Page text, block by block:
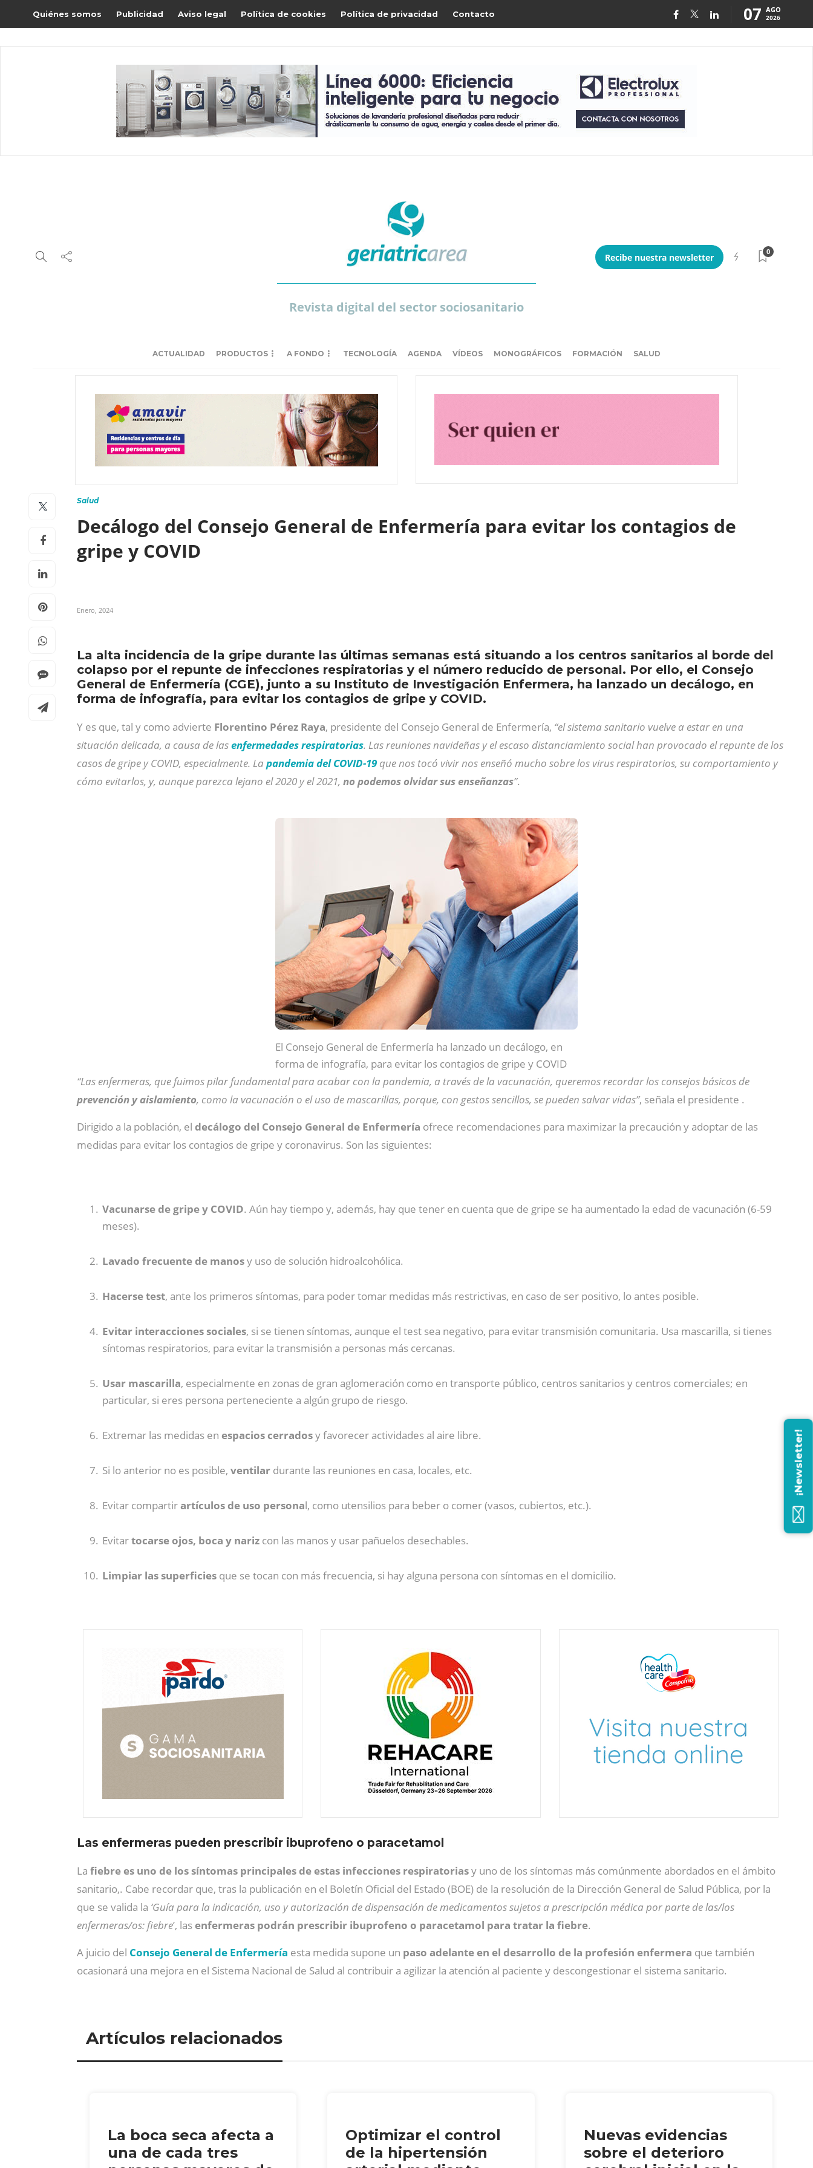
Quiénes somos Publicidad Aviso legal Política de cookies Política de privacidad Contacto 07 AGO
2026
Revista digital del sector sociosanitario
Recibe nuestra newsletter
0
ACTUALIDAD PRODUCTOS A FONDO TECNOLOGÍA AGENDA VÍDEOS MONOGRÁFICOS FORMACIÓN SALUD
Salud
Decálogo del Consejo General de Enfermería para evitar los contagios de
gripe y COVID
Enero, 2024
La alta incidencia de la gripe durante las últimas semanas está situando a los centros sanitarios al borde del
colapso por el repunte de infecciones respiratorias y el número reducido de personal. Por ello, el Consejo
General de Enfermería (CGE), junto a su Instituto de Investigación Enfermera, ha lanzado un decálogo, en
forma de infografía, para evitar los contagios de gripe y COVID.
Y es que, tal y como advierte Florentino Pérez Raya, presidente del Consejo General de Enfermería, “el sistema sanitario vuelve a estar en una
situación delicada, a causa de lasenfermedades respiratorias. Las reuniones navideñas y el escaso distanciamiento social han provocado el repunte de los
casos de gripe y COVID, especialmente. La pandemia del COVID-19 que nos tocó vivir nos enseñó mucho sobre los virus respiratorios, su comportamiento y
cómo evitarlos, y, aunque parezca lejano el 2020 y el 2021, no podemos olvidar sus enseñanzas”.
El Consejo General de Enfermería ha lanzado un decálogo, en
forma de infografía, para evitar los contagios de gripe y COVID
“Las enfermeras, que fuimos pilar fundamental para acabar con la pandemia, a través de la vacunación, queremos recordar los consejos básicos de
prevención y aislamiento, como la vacunación o el uso de mascarillas, porque, con gestos sencillos, se pueden salvar vidas”, señala el presidente .
Dirigido a la población, el decálogo del Consejo General de Enfermería ofrece recomendaciones para maximizar la precaución y adoptar de las
medidas para evitar los contagios de gripe y coronavirus. Son las siguientes:
Vacunarse de gripe y COVID. Aún hay tiempo y, además, hay que tener en cuenta que de gripe se ha aumentado la edad de vacunación (6-59
meses).
Lavado frecuente de manosy uso de solución hidroalcohólica.
Hacerse test, ante los primeros síntomas, para poder tomar medidas más restrictivas, en caso de ser positivo, lo antes posible.
Evitar interacciones sociales, si se tienen síntomas, aunque el test sea negativo, para evitar transmisión comunitaria. Usa mascarilla, si tienes
síntomas respiratorios, para evitar la transmisión a personas más cercanas.
Usar mascarilla, especialmente en zonas de gran aglomeración como en transporte público, centros sanitarios y centros comerciales; en
particular, si eres persona perteneciente a algún grupo de riesgo.
Extremar las medidas en espacios cerradosy favorecer actividades al aire libre.
Si lo anterior no es posible, ventilar durante las reuniones en casa, locales, etc.
Evitar compartirartículos de uso personal, como utensilios para beber o comer (vasos, cubiertos, etc.).
Evitartocarse ojos, boca y nariz con las manos y usar pañuelos desechables.
Limpiar las superficies que se tocan con más frecuencia, si hay alguna persona con síntomas en el domicilio.
Las enfermeras pueden prescribir ibuprofeno o paracetamol
La fiebre es uno de los síntomas principales de estas infecciones respiratoriasy uno de los síntomas más comúnmente abordados en el ámbito
sanitario,. Cabe recordar que, tras la publicación en el Boletín Oficial del Estado (BOE) de la resolución de la Dirección General de Salud Pública, por la
que se valida la ‘Guía para la indicación, uso y autorización de dispensación de medicamentos sujetos a prescripción médica por parte de las/los
enfermeras/os: fiebre’, lasenfermeras podrán prescribir ibuprofeno o paracetamol para tratar la fiebre.
A juicio del Consejo General de Enfermería esta medida supone un paso adelante en el desarrollo de la profesión enfermera que también
ocasionará una mejora en el Sistema Nacional de Salud al contribuir a agilizar la atención al paciente y descongestionar el sistema sanitario.
Artículos relacionados
La boca seca afecta a
una de cada tres
Optimizar el control
de la hipertensión
Nuevas evidencias
sobre el deterioro
¡Newsletter!